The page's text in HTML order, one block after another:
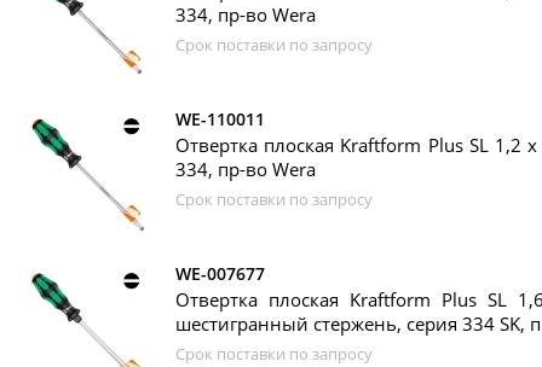
334, пр-во Wera
Срок поставки по запросу
WE-110011
Отвертка плоская Kraftform Plus SL 1,2
334, пр-во Wera
Срок поставки по запросу
WE-007677
Отвертка плоская Kraftform Plus SL
шестигранный стержень, серия 334 SK,
Срок поставки по запросу